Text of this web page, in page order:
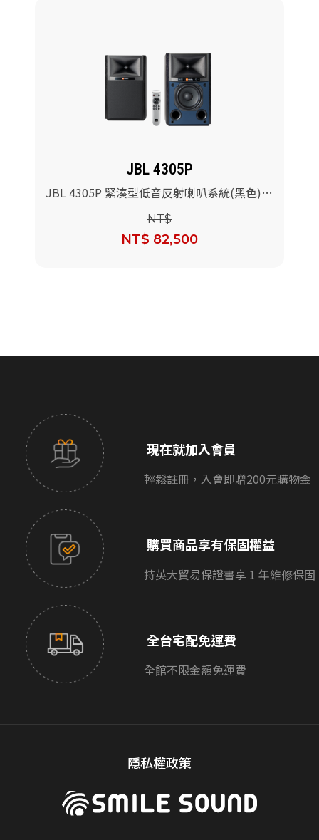
JBL 4305P
JBL 4305P 緊湊型低音反射喇叭系統(黑色)/
NT$
NT$ 82,500
現在就加入會員
輕鬆註冊，入會即贈200元購物金
購買商品享有保固權益
持英大貿易保證書享 1 年維修保固
全台宅配免運費
全館不限金額免運費
隱私權政策